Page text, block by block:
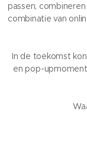
passen,
combinatie van
In de toekomst
en pop-